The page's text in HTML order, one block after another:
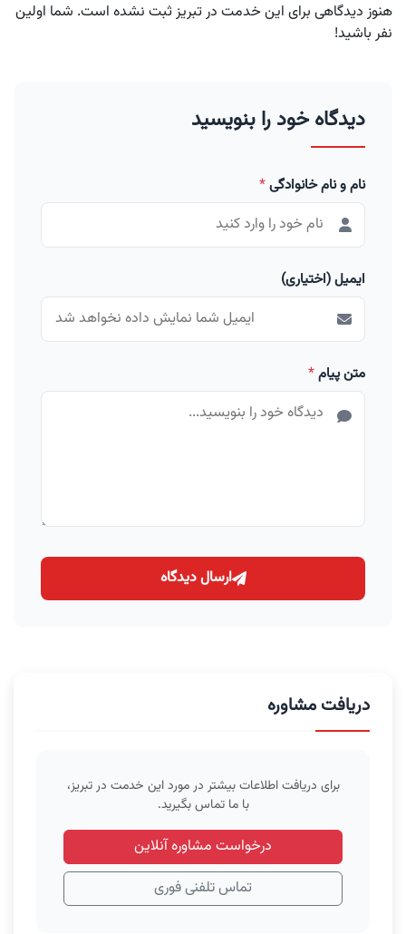
هنوز دیدگاهی برای این خدمت در تبریز ثبت نشده است. شما اولین
نفر باشید!
دیدگاه خود را بنویسید
نام و نام خانوادگی*
ایمیل (اختیاری)
متن پیام*
ارسال دیدگاه
دریافت مشاوره
برای دریافت اطلاعات بیشتر در مورد این خدمت در تبریز،
با ما تماس بگیرید.
درخواست مشاوره آنلاین
تماس تلفنی فوری